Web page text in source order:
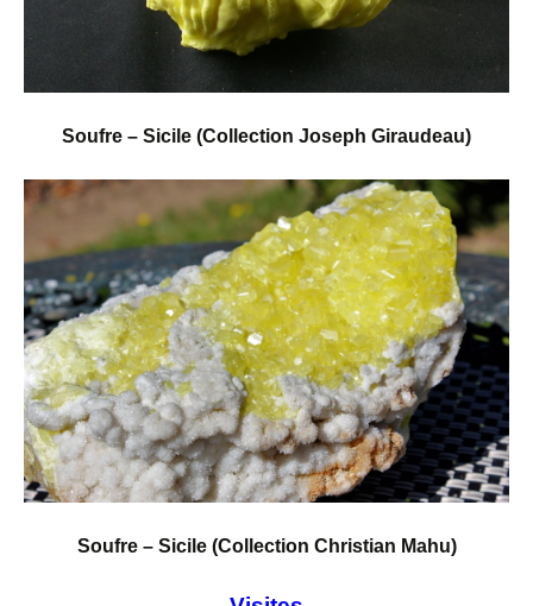
Soufre – Sicile (Collection Joseph Giraudeau)
Soufre – Sicile (Collection Christian Mahu)